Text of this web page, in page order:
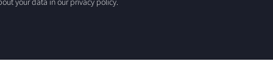
your data in our privacy policy.